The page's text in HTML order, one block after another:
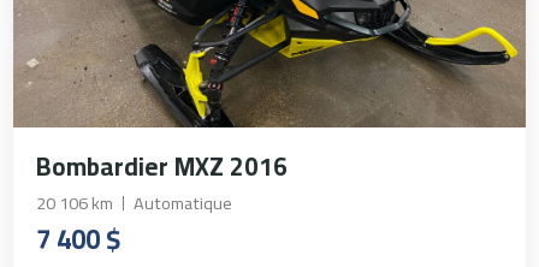
Bombardier MXZ 2016
20 106 km Automatique
7 400 $